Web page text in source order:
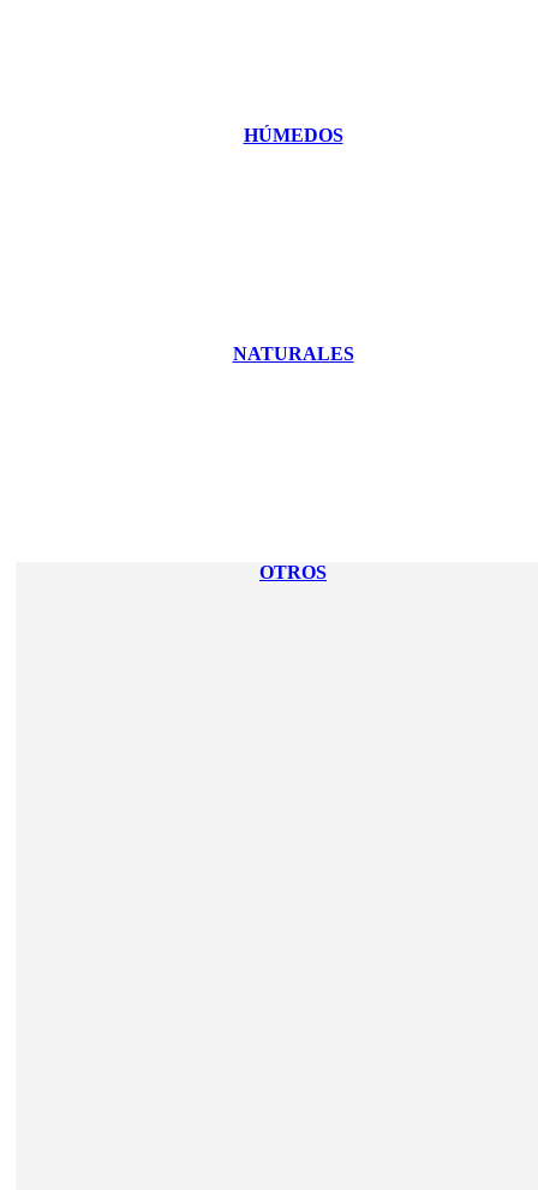
HÚMEDOS
NATURALES
OTROS